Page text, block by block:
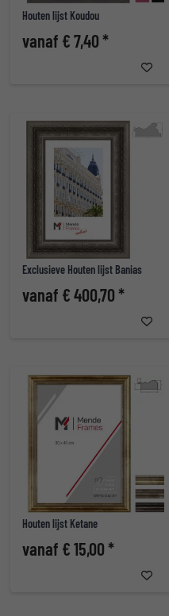
Houten lijst Koudou
vanaf € 7,40 *
Exclusieve Houten lijst Banias
vanaf € 400,70 *
Houten lijst Ketane
vanaf € 15,00 *